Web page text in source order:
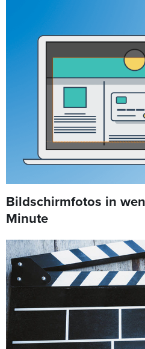
Bildschirmfotos in
Minute